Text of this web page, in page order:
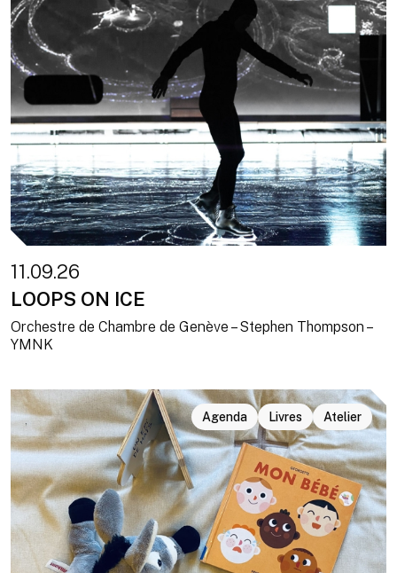
11.09.26
LOOPS ON ICE
Orchestre de Chambre de Genève – Stephen Thompson –
YMNK
Agenda Livres Atelier